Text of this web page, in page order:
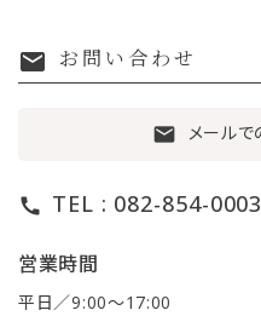
mail お問い合わせ
mail メール
call TEL : 082-854-0003
営業時間
平日／9:00〜17:00